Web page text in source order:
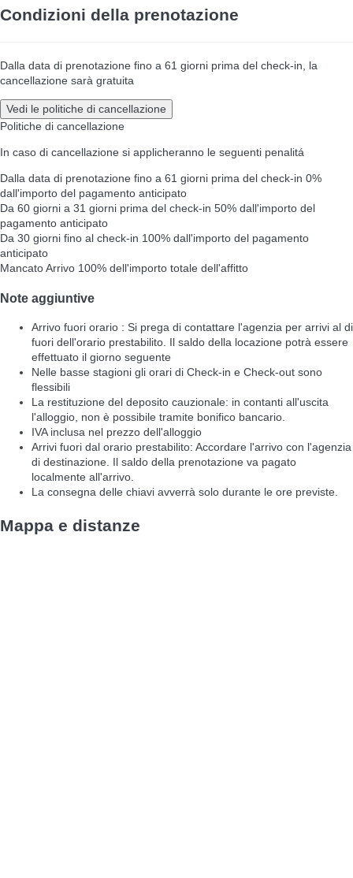
Condizioni della prenotazione
Dalla data di prenotazione fino a 61 giorni prima del check-in, la
cancellazione sarà gratuita
Vedi le politiche di cancellazione
Politiche di cancellazione
In caso di cancellazione si applicheranno le seguenti penalitá
Dalla data di prenotazione fino a 61 giorni prima del check-in 0%
dall'importo del pagamento anticipato
Da 60 giorni a 31 giorni prima del check-in 50% dall'importo del
pagamento anticipato
Da 30 giorni fino al check-in 100% dall'importo del pagamento
anticipato
Mancato Arrivo 100% dell'importo totale dell'affitto
Note aggiuntive
Arrivo fuori orario : Si prega di contattare l'agenzia per arrivi al di
fuori dell'orario prestabilito. Il saldo della locazione potrà essere
effettuato il giorno seguente
Nelle basse stagioni gli orari di Check-in e Check-out sono
flessibili
La restituzione del deposito cauzionale: in contanti all'uscita
l'alloggio, non è possibile tramite bonifico bancario.
IVA inclusa nel prezzo dell'alloggio
Arrivi fuori dal orario prestabilito: Accordare l'arrivo con l'agenzia
di destinazione. Il saldo della prenotazione va pagato
localmente all'arrivo.
La consegna delle chiavi avverrà solo durante le ore previste.
Mappa e distanze